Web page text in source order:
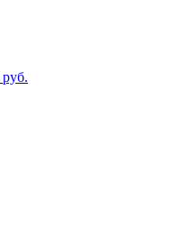
руб.